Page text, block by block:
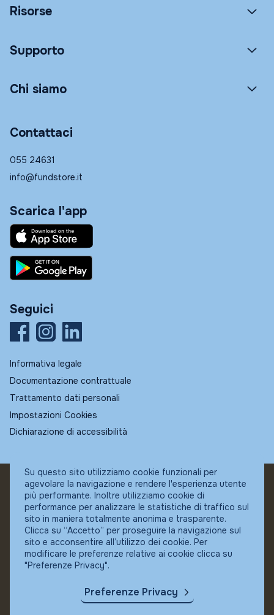
Risorse
Supporto
Chi siamo
Contattaci
055 24631
info@fundstore.it
Scarica l'app
Seguici
Informativa legale
Documentazione contrattuale
Trattamento dati personali
Impostazioni Cookies
Dichiarazione di accessibilità
© Fundstore
Collocatore autorizzato:
Banca Ifigest SpA
P.Iva: 04337180485
Su questo sito utilizziamo cookie funzionali per
agevolare la navigazione e rendere l'esperienza utente
più performante. Inoltre utilizziamo cookie di
performance per analizzare le statistiche di traffico sul
sito in maniera totalmente anonima e trasparente.
Clicca su “Accetto” per proseguire la navigazione sul
sito e acconsentire all’utilizzo dei cookie. Per
modificare le preferenze relative ai cookie clicca su
"Preferenze Privacy".
Preferenze Privacy